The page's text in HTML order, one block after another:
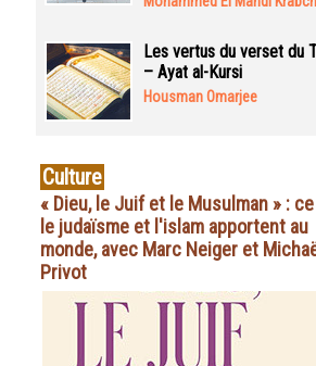
Les vertus du verset du
– Ayat al-Kursi
Housman Omarjee
Culture
« Dieu, le Juif et le Musulman » :
le judaïsme et l'islam apportent au
monde, avec Marc Neiger et
Privot